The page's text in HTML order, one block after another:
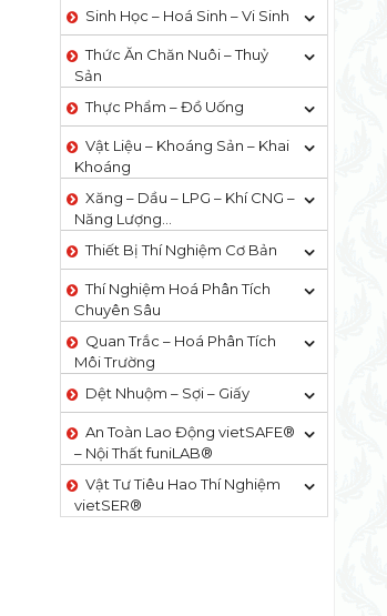
Sinh Học – Hoá Sinh – Vi Sinh
Thức Ăn Chăn Nuôi – Thuỷ
Sản
Thực Phẩm – Đồ Uống
Vật Liệu – Khoáng Sản – Khai
Khoáng
Xăng – Dầu – LPG – Khí CNG –
Năng Lượng…
Thiết Bị Thí Nghiệm Cơ Bản
Thí Nghiệm Hoá Phân Tích
Chuyên Sâu
Quan Trắc – Hoá Phân Tích
Môi Trường
Dệt Nhuộm – Sợi – Giấy
An Toàn Lao Động vietSAFE®
– Nội Thất funiLAB®
Vật Tư Tiêu Hao Thí Nghiệm
vietSER®